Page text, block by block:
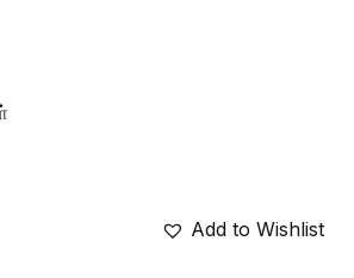
Add to Wishlist